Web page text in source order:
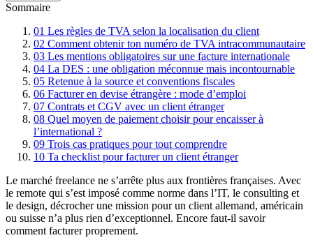
Sommaire
01 Les règles de TVA selon la localisation du client
02 Comment obtenir ton numéro de TVA intracommunautaire
03 Les mentions obligatoires sur une facture internationale
04 La DES : une obligation méconnue mais incontournable
05 Retenue à la source et conventions fiscales
06 Facturer en devise étrangère : mode d’emploi
07 Contrats et CGV avec un client étranger
08 Quel moyen de paiement choisir pour encaisser à
l’international ?
09 Trois cas pratiques pour tout comprendre
10 Ta checklist pour facturer un client étranger
Le marché freelance ne s’arrête plus aux frontières françaises. Avec
le remote qui s’est imposé comme norme dans l’IT, le consulting et
le design, décrocher une mission pour un client allemand, américain
ou suisse n’a plus rien d’exceptionnel. Encore faut-il savoir
comment facturer proprement.